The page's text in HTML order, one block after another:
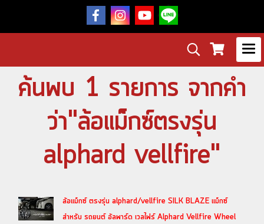
ค้นพบ 1 รายการ จากคำ
ว่า"ล้อแม็กซ์ตรงรุ่น
alphard vellfire"
ล้อแม็กซ์ ตรงรุ่น alphard/vellfire SILK BLAZE แม็กซ์
สำหรับ รถยนต์ อัลพาร์ด เวลไฟร์ Alphard Vellfire Wheel